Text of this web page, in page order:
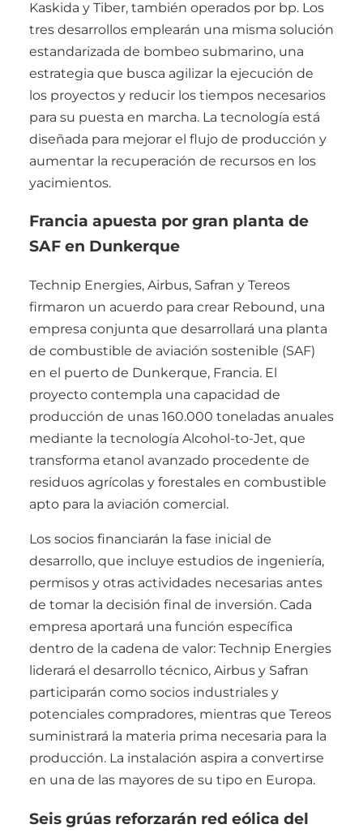
Kaskida y Tiber, también operados por bp. Los
tres desarrollos emplearán una misma solución
estandarizada de bombeo submarino, una
estrategia que busca agilizar la ejecución de
los proyectos y reducir los tiempos necesarios
para su puesta en marcha. La tecnología está
diseñada para mejorar el flujo de producción y
aumentar la recuperación de recursos en los
yacimientos.
Francia apuesta por gran planta de
SAF en Dunkerque
Technip Energies, Airbus, Safran y Tereos
firmaron un acuerdo para crear Rebound, una
empresa conjunta que desarrollará una planta
de combustible de aviación sostenible (SAF)
en el puerto de Dunkerque, Francia. El
proyecto contempla una capacidad de
producción de unas 160.000 toneladas anuales
mediante la tecnología Alcohol-to-Jet, que
transforma etanol avanzado procedente de
residuos agrícolas y forestales en combustible
apto para la aviación comercial.
Los socios financiarán la fase inicial de
desarrollo, que incluye estudios de ingeniería,
permisos y otras actividades necesarias antes
de tomar la decisión final de inversión. Cada
empresa aportará una función específica
dentro de la cadena de valor: Technip Energies
liderará el desarrollo técnico, Airbus y Safran
participarán como socios industriales y
potenciales compradores, mientras que Tereos
suministrará la materia prima necesaria para la
producción. La instalación aspira a convertirse
en una de las mayores de su tipo en Europa.
Seis grúas reforzarán red eólica del